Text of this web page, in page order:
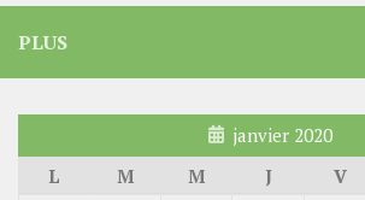
PLUS
janvier 2020
L
M M J V